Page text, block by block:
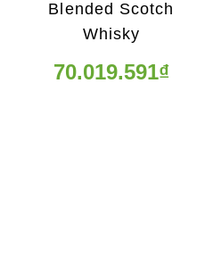
Blended Scotch
Whisky
70.019.591₫